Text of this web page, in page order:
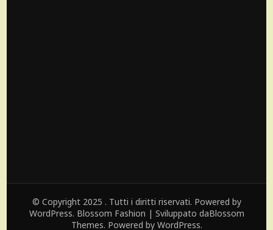
© Copyright 2025 . Tutti i diritti riservati. Powered by
WordPress. Blossom Fashion | Sviluppato daBlossom
Themes. Powered by WordPress.